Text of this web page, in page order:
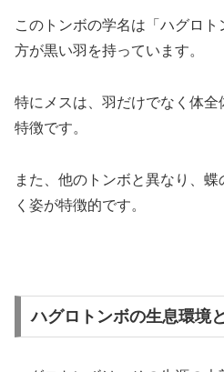
このトンボの学名は「ハグロ
方が黒い羽を持っています。
特にメスは、羽だけでなく体
特徴です。
また、他のトンボと異なり、
く姿が特徴的です。
ハグロトンボの生息環境